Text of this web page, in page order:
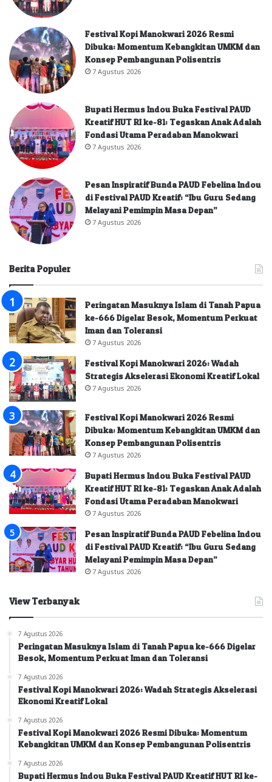
Festival Kopi Manokwari 2026 Resmi
Dibuka: Momentum Kebangkitan UMKM dan
Konsep Pembangunan Polisentris
7 Agustus 2026
Bupati Hermus Indou Buka Festival PAUD
Kreatif HUT RI ke-81: Tegaskan Anak Adalah
Fondasi Utama Peradaban Manokwari
7 Agustus 2026
Pesan Inspiratif Bunda PAUD Febelina Indou
di Festival PAUD Kreatif: “Ibu Guru Sedang
Melayani Pemimpin Masa Depan”
7 Agustus 2026
Berita Populer
Peringatan Masuknya Islam di Tanah Papua
ke-666 Digelar Besok, Momentum Perkuat
Iman dan Toleransi
7 Agustus 2026
Festival Kopi Manokwari 2026: Wadah
Strategis Akselerasi Ekonomi Kreatif Lokal
7 Agustus 2026
Festival Kopi Manokwari 2026 Resmi
Dibuka: Momentum Kebangkitan UMKM dan
Konsep Pembangunan Polisentris
7 Agustus 2026
Bupati Hermus Indou Buka Festival PAUD
Kreatif HUT RI ke-81: Tegaskan Anak Adalah
Fondasi Utama Peradaban Manokwari
7 Agustus 2026
Pesan Inspiratif Bunda PAUD Febelina Indou
di Festival PAUD Kreatif: “Ibu Guru Sedang
Melayani Pemimpin Masa Depan”
7 Agustus 2026
View Terbanyak
7 Agustus 2026
Peringatan Masuknya Islam di Tanah Papua ke-666 Digelar
Besok, Momentum Perkuat Iman dan Toleransi
7 Agustus 2026
Festival Kopi Manokwari 2026: Wadah Strategis Akselerasi
Ekonomi Kreatif Lokal
7 Agustus 2026
Festival Kopi Manokwari 2026 Resmi Dibuka: Momentum
Kebangkitan UMKM dan Konsep Pembangunan Polisentris
7 Agustus 2026
Bupati Hermus Indou Buka Festival PAUD Kreatif HUT RI ke-